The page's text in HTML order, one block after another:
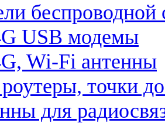
беспроводной
USB модемы
Wi-Fi антенны
точки
для